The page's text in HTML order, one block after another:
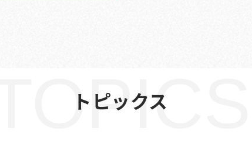
トピックス
TOPICS